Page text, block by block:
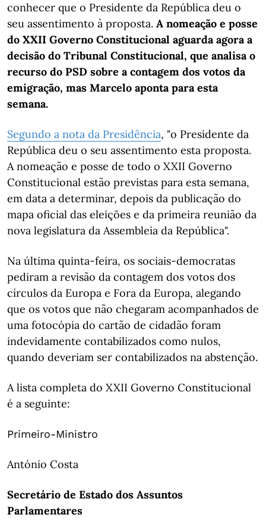
conhecer que o Presidente da República deu o
seu assentimento à proposta. A nomeação e posse
do XXII Governo Constitucional aguarda agora a
decisão do Tribunal Constitucional, que analisa o
recurso do PSD sobre a contagem dos votos da
emigração, mas Marcelo aponta para esta
semana.
Segundo a nota da Presidência, "o Presidente da
República deu o seu assentimento esta proposta.
A nomeação e posse de todo o XXII Governo
Constitucional estão previstas para esta semana,
em data a determinar, depois da publicação do
mapa oficial das eleições e da primeira reunião da
nova legislatura da Assembleia da República".
Na última quinta-feira, os sociais-democratas
pediram a revisão da contagem dos votos dos
círculos da Europa e Fora da Europa, alegando
que os votos que não chegaram acompanhados de
uma fotocópia do cartão de cidadão foram
indevidamente contabilizados como nulos,
quando deveriam ser contabilizados na abstenção.
A lista completa do XXII Governo Constitucional
é a seguinte:
Primeiro-Ministro
António Costa
Secretário de Estado dos Assuntos
Parlamentares